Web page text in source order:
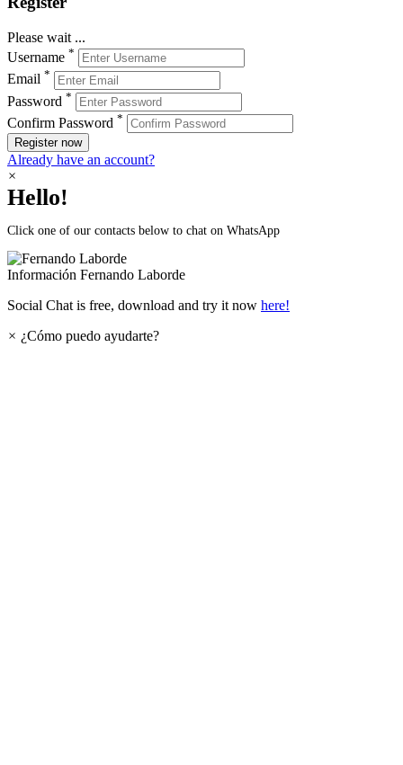
Please wait ...
Username *
Email *
Password *
Confirm Password *
Register now
Already have an account?
×
Hello!
Click one of our contacts below to chat on WhatsApp
Información Fernando Laborde
Social Chat is free, download and try it now here!
× ¿Cómo puedo ayudarte?